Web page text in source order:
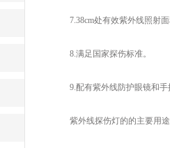
7.38cm处有效紫外线照射面
8.满足国家探伤标准。
9.配有紫外线防护眼镜和手
紫外线探伤灯的的主要用